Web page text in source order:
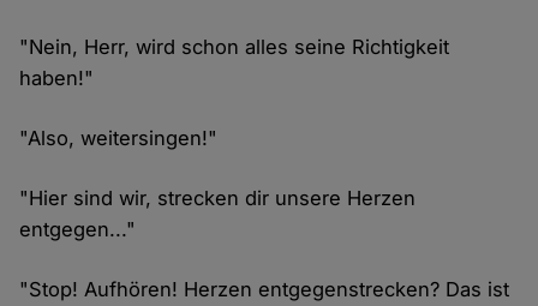
"Nein, Herr, wird schon alles seine Richtigkeit
haben!"
"Also, weitersingen!"
"Hier sind wir, strecken dir unsere Herzen
entgegen..."
"Stop! Aufhören! Herzen entgegenstrecken? Das ist